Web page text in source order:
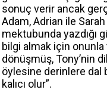
sonuç verir ancak
Adam, Adrian ile
mektubunda yazdığı
bilgi almak için onunla
dönüşmüş, Tony’nin
öylesine derinlere dal
kalıcı olur”.